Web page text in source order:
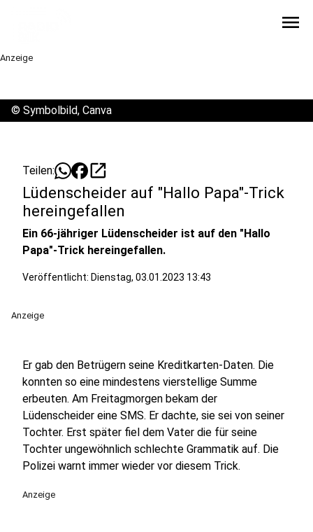
menu
Anzeige
© Symbolbild, Canva
Teilen: open_in_new
Lüdenscheider auf "Hallo Papa"-Trick
hereingefallen
Ein 66-jähriger Lüdenscheider ist auf den "Hallo
Papa"-Trick hereingefallen.
Veröffentlicht: Dienstag, 03.01.2023 13:43
Anzeige
Er gab den Betrügern seine Kreditkarten-Daten. Die
konnten so eine mindestens vierstellige Summe
erbeuten. Am Freitagmorgen bekam der
Lüdenscheider eine SMS. Er dachte, sie sei von seiner
Tochter. Erst später fiel dem Vater die für seine
Tochter ungewöhnlich schlechte Grammatik auf. Die
Polizei warnt immer wieder vor diesem Trick.
Anzeige